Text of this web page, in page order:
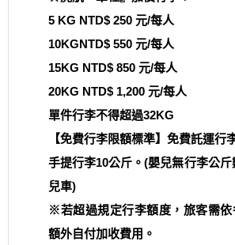
5 KG NTD$ 250 元/每人
10KGNTD$ 550 元/每人
15KG NTD$ 850 元/每人
20KG NTD$ 1,200 元/每人
單件行李不得超過32KG
【免費行李限額標準】免費託運行
手提行李10公斤。(嬰兒無行李公
兒車)
※若超過規定行李額度，旅客需依
額外自付加收費用。